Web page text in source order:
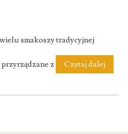
smakoszy tradycyjnej
z Czytaj dalejBistro